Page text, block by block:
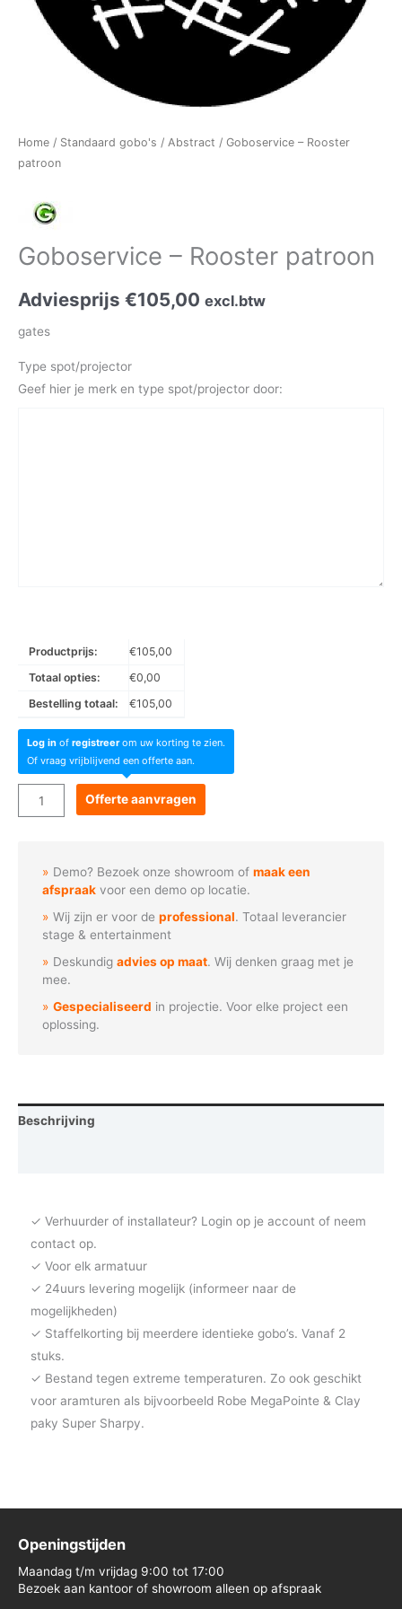
Home / Standaard gobo's / Abstract / Goboservice – Rooster
patroon
Goboservice – Rooster patroon
Adviesprijs €105,00 excl.btw
gates
Type spot/projector
Geef hier je merk en type spot/projector door:
Productprijs: €105,00
Totaal opties:
€0,00
Bestelling totaal:
€105,00
Log in of registreerom uw korting te zien.
Of vraag vrijblijvend een offerte aan.
Goboservice
-
aantal
Offerte aanvragen
Demo? Bezoek onze showroom ofmaak een
afspraak voor een demo op locatie.
Wij zijn er voor deprofessional. Totaal leverancier
stage & entertainment
Deskundigadvies op maat. Wij denken graag met je
mee.
Gespecialiseerd in projectie. Voor elke project een
oplossing.
Beschrijving
✓ Verhuurder of installateur? Login op je account of neem
contact op.
✓ Voor elk armatuur
✓ 24uurs levering mogelijk (informeer naar de
mogelijkheden)
✓ Staffelkorting bij meerdere identieke gobo’s. Vanaf 2
stuks.
✓ Bestand tegen extreme temperaturen. Zo ook geschikt
voor aramturen als bijvoorbeeld Robe MegaPointe & Clay
paky Super Sharpy.
Openingstijden
Maandag t/m vrijdag 9:00 tot 17:00
Bezoek aan kantoor of showroom alleen op afspraak